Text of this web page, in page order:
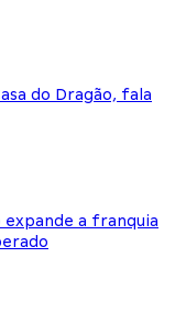
do Dragão, fala
expande a franquia